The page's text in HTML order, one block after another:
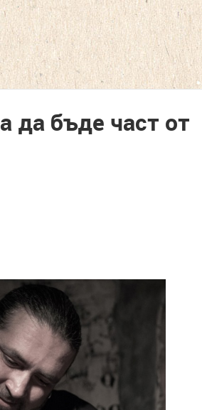
да бъде част от